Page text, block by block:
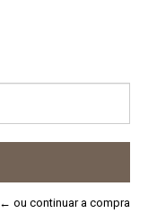
← ou continuar a compra